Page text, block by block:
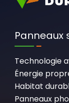
Panneaux
Technologie
Énergie
Habitat
Panneaux